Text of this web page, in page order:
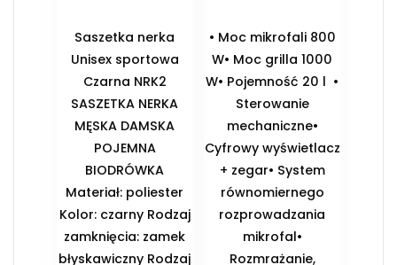
Saszetka nerka
Unisex sportowa
Czarna NRK2
SASZETKA NERKA
MĘSKA DAMSKA
POJEMNA
BIODRÓWKA
Materiał: poliester
Kolor: czarny Rodzaj
zamknięcia: zamek
błyskawiczny Rodzaj
• Moc mikrofali 800
W• Moc grilla 1000
W• Pojemność 20 l •
Sterowanie
mechaniczne•
Cyfrowy wyświetlacz
+ zegar• System
równomiernego
rozprowadzania
mikrofal•
Rozmrażanie,